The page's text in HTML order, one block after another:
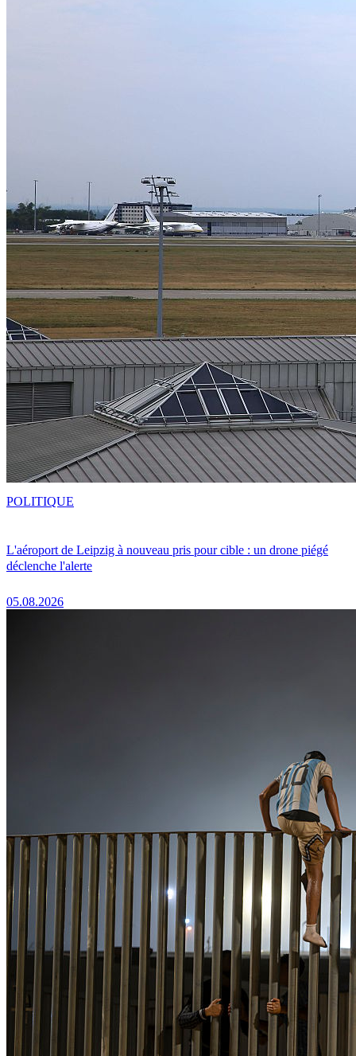
L'aéroport de Leipzig à nouveau pris pour cible : un drone piégé
déclenche l'alerte
05.08.2026
POLITIQUE